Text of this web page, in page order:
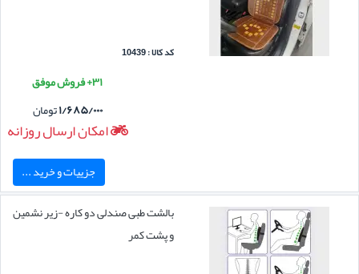
کد کالا : 10439
۳۱+ فروش موفق
۱/۶۸۵/۰۰۰تومان
امکان ارسال روزانه
جزییات و خرید ...
بالشت طبی صندلی دو کاره -زیر نشمین
و پشت کمر